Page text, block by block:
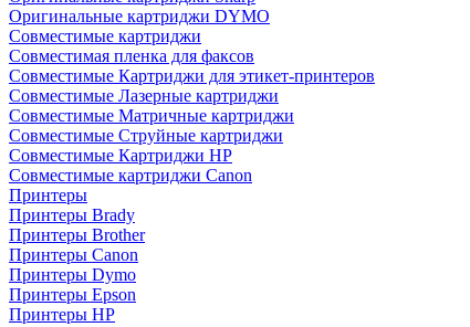
Оригинальные картриджи DYMO
Совместимые картриджи
Совместимая пленка для факсов
Совместимые Картриджи для этикет-принтеров
Совместимые Лазерные картриджи
Совместимые Матричные картриджи
Совместимые Струйные картриджи
Совместимые Картриджи HP
Совместимые картриджи Canon
Принтеры
Принтеры Brady
Принтеры Brother
Принтеры Canon
Принтеры Dymo
Принтеры Epson
Принтеры HP